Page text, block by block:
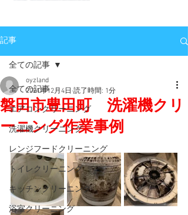
記事
全ての記事
エアコンクリーニング
洗濯機クリーニング
レンジフードクリーニング
トイレクリーニング
キッチンクリーニング
浴室クリーニング
全ての記事
磐田市豊田町 洗濯機クリ
ーニング作業事例
oyzland
2021年12月4日 読了時間: 1分